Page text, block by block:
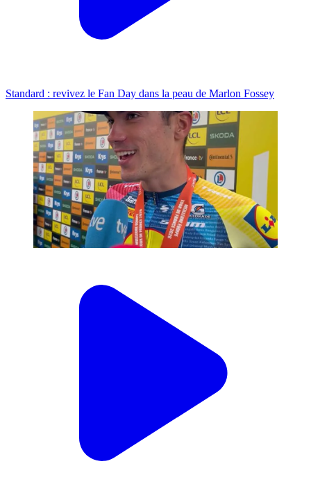
Standard : revivez le Fan Day dans la peau de Marlon Fossey